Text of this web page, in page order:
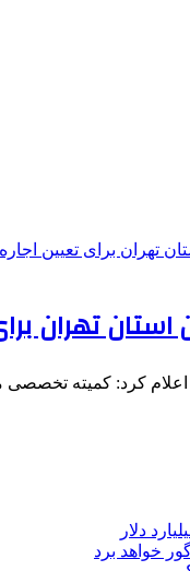
تهران برای
اعلام کرد: کمیته
خواهد برد